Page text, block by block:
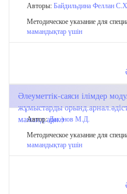
Авторы:Байдильдина Феллан
Методическое указание для
мамандықтар үшін
Әлеуметтік-саяси ілімдер
жұмыстарды
маманд.арн.)
Автор:Дакенов М.Д.
Методическое указание для
мамандықтар үшін